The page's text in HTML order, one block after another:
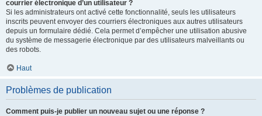
courrier électronique d’un utilisateur ?
Si les administrateurs ont activé cette fonctionnalité, seuls les utilisateurs
inscrits peuvent envoyer des courriers électroniques aux autres utilisateurs
depuis un formulaire dédié. Cela permet d’empêcher une utilisation abusive
du système de messagerie électronique par des utilisateurs malveillants ou
des robots.
Haut
Problèmes de publication
Comment puis-je publier un nouveau sujet ou une réponse ?